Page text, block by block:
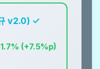
v2.0) ✓
(+7.5%p)